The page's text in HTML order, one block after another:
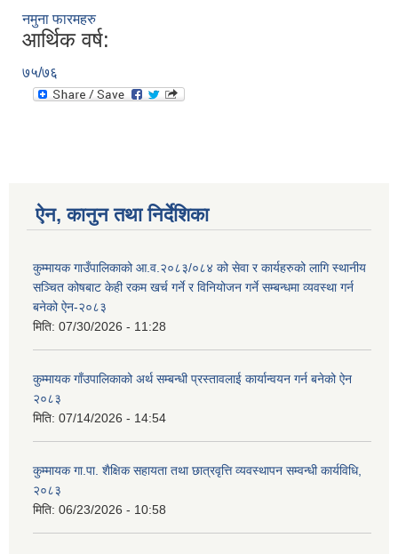
नमुना फारमहरु
आर्थिक वर्ष:
७५/७६
ऐन, कानुन तथा निर्देशिका
कुम्मायक गाउँपालिकाको आ.व.२०८३/०८४ को सेवा र कार्यहरुको लागि स्थानीय
सञ्चित कोषबाट केही रकम खर्च गर्ने र विनियोजन गर्ने सम्बन्धमा व्यवस्था गर्न
बनेको ऐन-२०८३
मिति: 07/30/2026 - 11:28
कुम्मायक गाँउपालिकाको अर्थ सम्बन्धी प्रस्तावलाई कार्यान्वयन गर्न बनेको ऐन
२०८३
मिति: 07/14/2026 - 14:54
कुम्मायक गा.पा. शैक्षिक सहायता तथा छात्रवृत्ति व्यवस्थापन सम्वन्धी कार्यविधि,
२०८३
मिति: 06/23/2026 - 10:58